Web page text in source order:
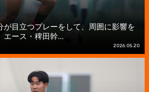
が目立つプレーをして、周囲に影響を
エース・稗田幹...
2026.05.20